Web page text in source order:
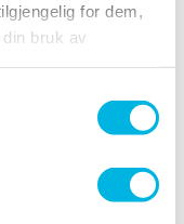
for dem,
bruk av
bursdag
finner vi dag og